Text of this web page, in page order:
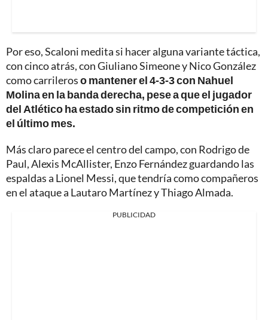
Por eso, Scaloni medita si hacer alguna variante táctica,
con cinco atrás, con Giuliano Simeone y Nico González
como carrileroso mantener el 4-3-3 con Nahuel
Molina en la banda derecha, pese a que el jugador
del Atlético ha estado sin ritmo de competición en
el último mes.
Más claro parece el centro del campo, con Rodrigo de
Paul, Alexis McAllister, Enzo Fernández guardando las
espaldas a Lionel Messi, que tendría como compañeros
en el ataque a Lautaro Martínez y Thiago Almada.
PUBLICIDAD